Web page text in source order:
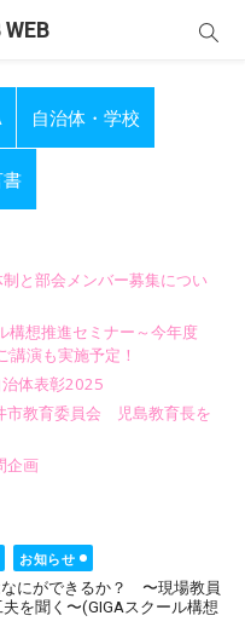
自治体・学校
と部会メンバー募集につい
構想推進セミナー～今年度
演も実施予定！
治体表彰2025
市教育委員会 児島教育長を
企画
お知らせ
なにができるか？ 〜現場教員
を聞く〜(GIGAスクール構想